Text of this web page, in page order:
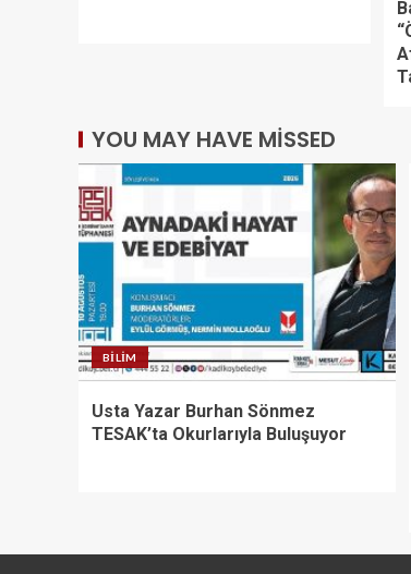
YOU MAY HAVE MISSED
BILIM
Usta Yazar Burhan Sönmez
TESAK’ta Okurlarıyla Buluşuyor